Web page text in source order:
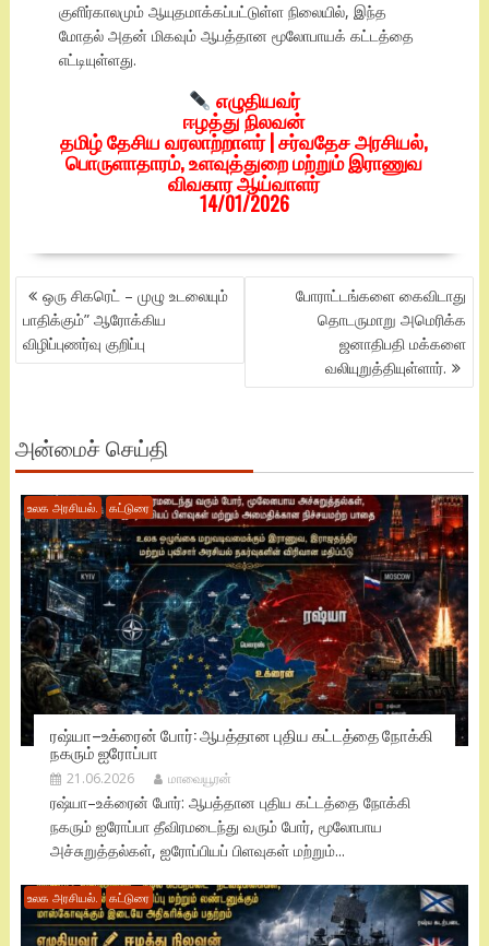
குளிர்காலமும் ஆயுதமாக்கப்பட்டுள்ள நிலையில், இந்த
மோதல் அதன் மிகவும் ஆபத்தான மூலோபாயக் கட்டத்தை
எட்டியுள்ளது.
எழுதியவர்
ஈழத்து நிலவன்
தமிழ் தேசிய வரலாற்றாளர் | சர்வதேச அரசியல்,
பொருளாதாரம், உளவுத்துறை மற்றும் இராணுவ
விவகார ஆய்வாளர்
14/01/2026
POST
NAVIGATION
ஒரு சிகரெட் – முழு உடலையும்
பாதிக்கும்” ஆரோக்கிய
விழிப்புணர்வு குறிப்பு
போராட்டங்களை கைவிடாது
தொடருமாறு அமெரிக்க
ஜனாதிபதி மக்களை
வலியுறுத்தியுள்ளார்.
அன்மைச் செய்தி
உலக அரசியல். கட்டுரை
ரஷ்யா–உக்ரைன் போர்: ஆபத்தான புதிய கட்டத்தை நோக்கி
நகரும் ஐரோப்பா
21.06.2026 மாவையூரன்
ரஷ்யா–உக்ரைன் போர்: ஆபத்தான புதிய கட்டத்தை நோக்கி
நகரும் ஐரோப்பா தீவிரமடைந்து வரும் போர், மூலோபாய
அச்சுறுத்தல்கள், ஐரோப்பியப் பிளவுகள் மற்றும்...
உலக அரசியல். கட்டுரை